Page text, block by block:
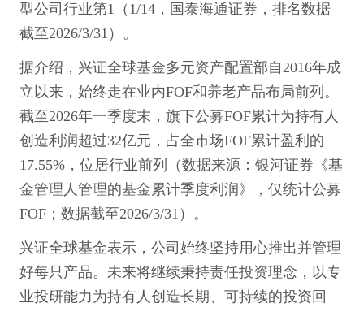
型公司行业第1（1/14，国泰海通证券，排名数据
截至2026/3/31）。
据介绍，兴证全球基金多元资产配置部自2016年成
立以来，始终走在业内FOF和养老产品布局前列。
截至2026年一季度末，旗下公募FOF累计为持有人
创造利润超过32亿元，占全市场FOF累计盈利的
17.55%，位居行业前列（数据来源：银河证券《基
金管理人管理的基金累计季度利润》，仅统计公募
FOF；数据截至2026/3/31）。
兴证全球基金表示，公司始终坚持用心推出并管理
好每只产品。未来将继续秉持责任投资理念，以专
业投研能力为持有人创造长期、可持续的投资回